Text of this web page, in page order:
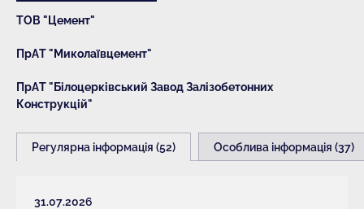
ТОВ "Цемент"
ПрАТ "Миколаївцемент"
ПрАТ "Білоцерківський Завод Залізобетонних
Конструкцій"
Регулярна інформація (52) Особлива інформація (37)
31.07.2026